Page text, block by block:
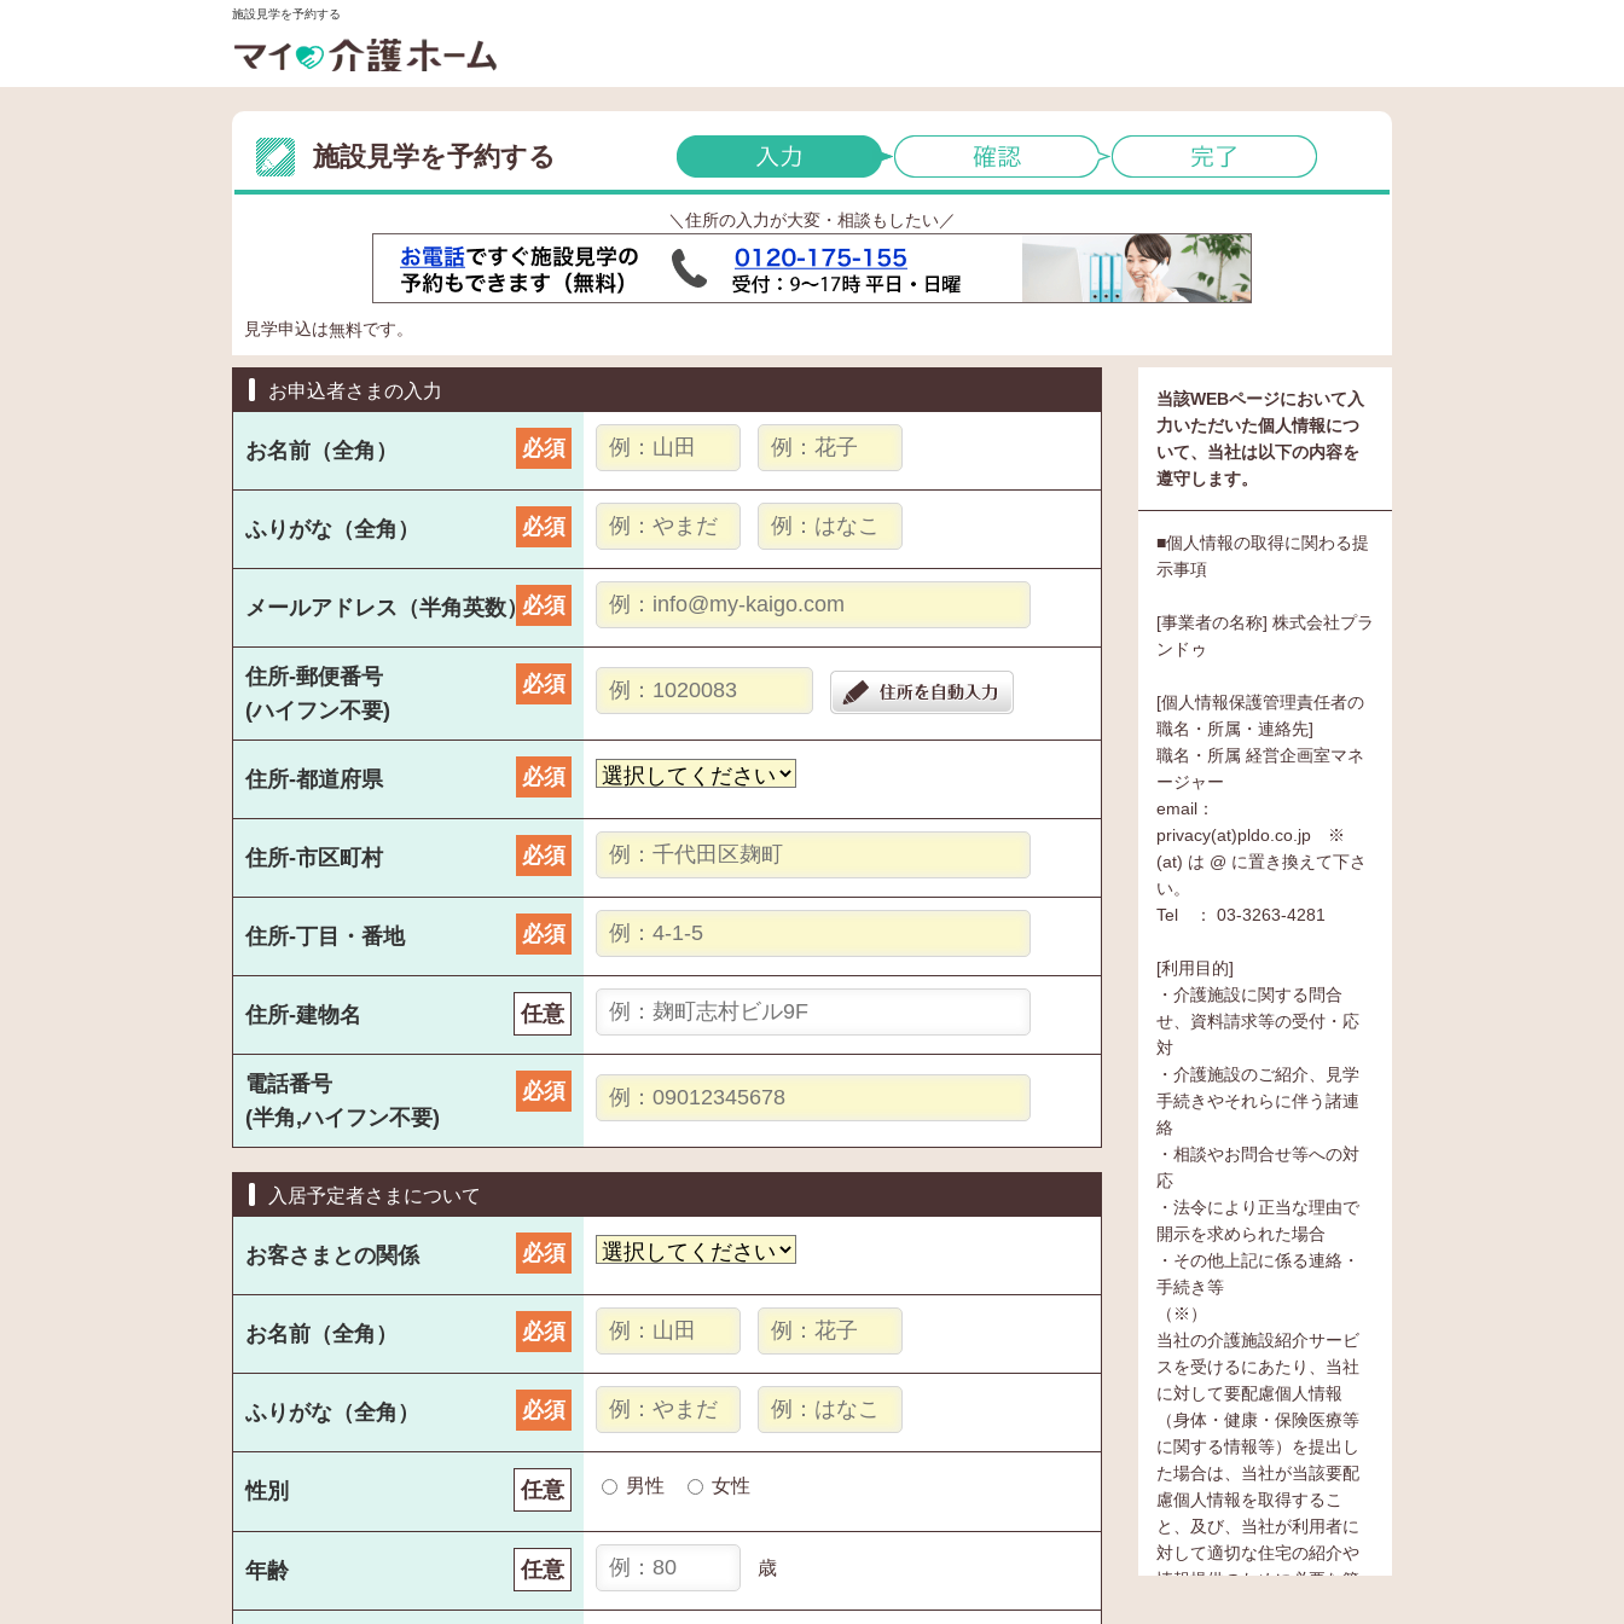
施設見学を予約する
施設見学を予約する
＼住所の入力が大変・相談もしたい／
見学申込は無料です。
お申込者さまの入力
お名前（全角） 必須
ふりがな（全角） 必須
メールアドレス（半角英数）必須
住所-郵便番号
(ハイフン不要)
必須
住所-都道府県 必須
住所-市区町村 必須
住所-丁目・番地 必須
住所-建物名 任意
電話番号
(半角,ハイフン不要)
必須
入居予定者さまについて
お客さまとの関係 必須
お名前（全角） 必須
ふりがな（全角） 必須
性別 任意 男性 女性
年齢 任意 歳
当該WEBページにおいて入
力いただいた個人情報につ
いて、当社は以下の内容を
遵守します。
■個人情報の取得に関わる提
示事項
[事業者の名称] 株式会社プラ
ンドゥ
[個人情報保護管理責任者の
職名・所属・連絡先]
職名・所属 経営企画室マネ
ージャー
email：
privacy(at)pldo.co.jp ※
(at) は @ に置き換えて下さ
い。
Tel ： 03-3263-4281
[利用目的]
・介護施設に関する問合
せ、資料請求等の受付・応
対
・介護施設のご紹介、見学
手続きやそれらに伴う諸連
絡
・相談やお問合せ等への対
応
・法令により正当な理由で
開示を求められた場合
・その他上記に係る連絡・
手続き等
（※）
当社の介護施設紹介サービ
スを受けるにあたり、当社
に対して要配慮個人情報
（身体・健康・保険医療等
に関する情報等）を提出し
た場合は、当社が当該要配
慮個人情報を取得するこ
と、及び、当社が利用者に
対して適切な住宅の紹介や
情報提供のために必要な範